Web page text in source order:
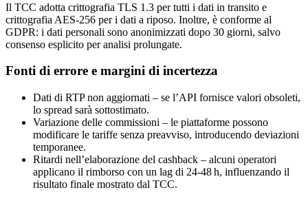
Il TCC adotta crittografia TLS 1.3 per tutti i dati in transito e
crittografia AES‑256 per i dati a riposo. Inoltre, è conforme al
GDPR: i dati personali sono anonimizzati dopo 30 giorni, salvo
consenso esplicito per analisi prolungate.
Fonti di errore e margini di incertezza
Dati di RTP non aggiornati – se l’API fornisce valori obsoleti,
lo spread sarà sottostimato.
Variazione delle commissioni – le piattaforme possono
modificare le tariffe senza preavviso, introducendo deviazioni
temporanee.
Ritardi nell’elaborazione del cashback – alcuni operatori
applicano il rimborso con un lag di 24‑48 h, influenzando il
risultato finale mostrato dal TCC.